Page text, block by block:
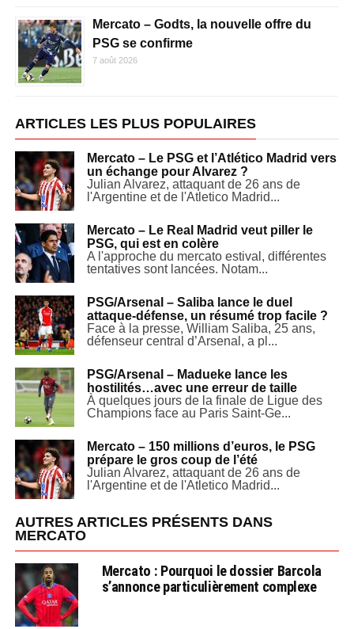
Mercato – Godts, la nouvelle offre du
PSG se confirme
7 août 2026
ARTICLES LES PLUS POPULAIRES
Mercato – Le PSG et l’Atlético Madrid vers
un échange pour Alvarez ?
Julian Alvarez, attaquant de 26 ans de
l'Argentine et de l'Atletico Madrid...
Mercato – Le Real Madrid veut piller le
PSG, qui est en colère
A l'approche du mercato estival, différentes
tentatives sont lancées. Notam...
PSG/Arsenal – Saliba lance le duel
attaque-défense, un résumé trop facile ?
Face à la presse, William Saliba, 25 ans,
défenseur central d’Arsenal, a pl...
PSG/Arsenal – Madueke lance les
hostilités…avec une erreur de taille
À quelques jours de la finale de Ligue des
Champions face au Paris Saint-Ge...
Mercato – 150 millions d’euros, le PSG
prépare le gros coup de l’été
Julian Alvarez, attaquant de 26 ans de
l'Argentine et de l'Atletico Madrid...
AUTRES ARTICLES PRÉSENTS DANS
MERCATO
Mercato : Pourquoi le dossier Barcola
s’annonce particulièrement complexe